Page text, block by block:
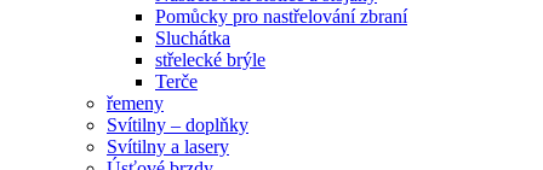
Pomůcky pro nastřelování zbraní
Sluchátka
střelecké brýle
Terče
řemeny
Svítilny – doplňky
Svítilny a lasery